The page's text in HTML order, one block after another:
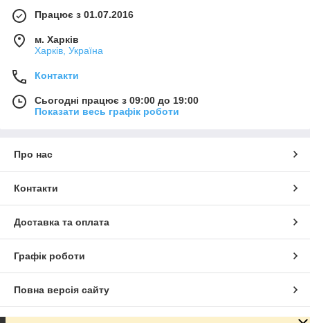
Працює з 01.07.2016
м. Харків
Харків, Україна
Контакти
Сьогодні працює з 09:00 до 19:00
Показати весь графік роботи
Про нас
Контакти
Доставка та оплата
Графік роботи
Повна версія сайту